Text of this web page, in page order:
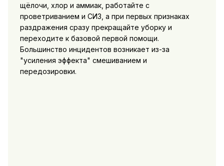
щёлочи, хлор и аммиак, работайте с
проветриванием и СИЗ, а при первых признаках
раздражения сразу прекращайте уборку и
переходите к базовой первой помощи.
Большинство инцидентов возникает из-за
"усиления эффекта" смешиванием и
передозировки.